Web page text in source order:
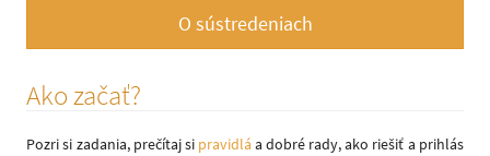
O sústredeniach
Ako začať?
Pozri si zadania, prečítaj si pravidlá a dobré rady, ako riešiť a prihlás